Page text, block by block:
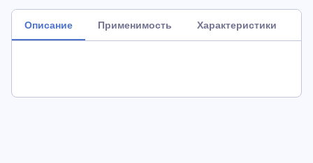
Описание Применимость Характеристики